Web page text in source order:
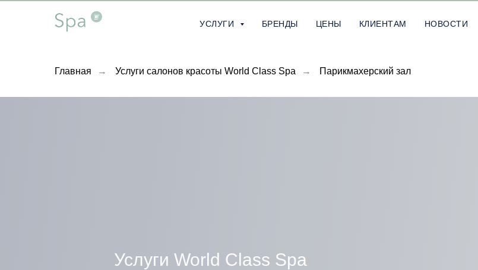
УСЛУГИ БРЕНДЫ ЦЕНЫ КЛИЕНТАМ НОВОСТИ
Главная → Услуги салонов красоты World Class Spa → Парикмахерский зал
Услуги World Class Spa